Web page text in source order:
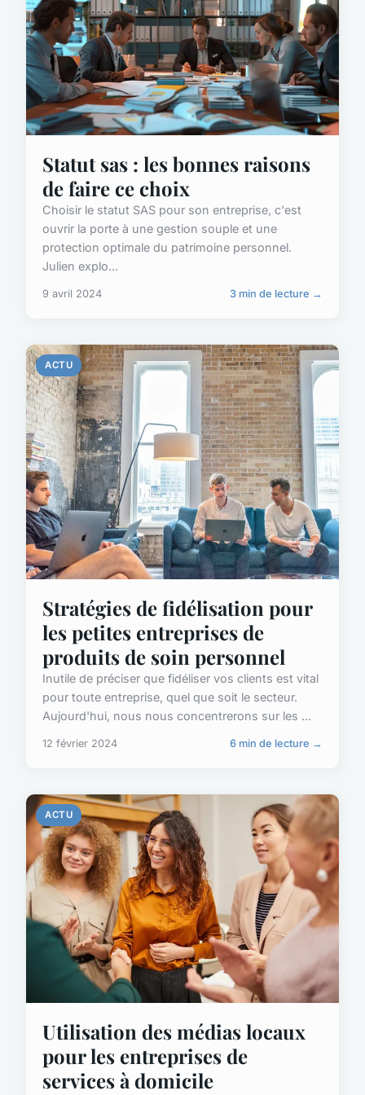
Statut sas : les bonnes raisons
de faire ce choix
Choisir le statut SAS pour son entreprise, c'est
ouvrir la porte à une gestion souple et une
protection optimale du patrimoine personnel.
Julien explo...
9 avril 2024 3 min de lecture →
ACTU
Stratégies de fidélisation pour
les petites entreprises de
produits de soin personnel
Inutile de préciser que fidéliser vos clients est vital
pour toute entreprise, quel que soit le secteur.
Aujourd'hui, nous nous concentrerons sur les ...
12 février 2024 6 min de lecture →
ACTU
Utilisation des médias locaux
pour les entreprises de
services à domicile